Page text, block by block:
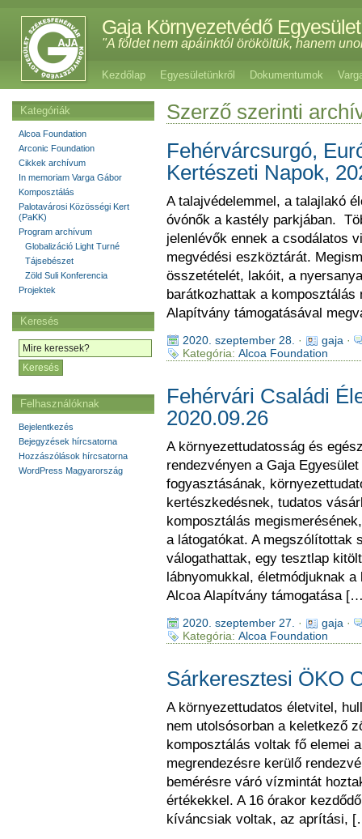
Gaja Környezetvédő Egyesület
"A földet nem apáinktól örököltük, hanem
Kezdőlap Egyesületünkről Dokumentumok
Szerző szerinti
Fehérvárcsurgó,
Kertészeti Napok,
A talajvédelemmel, a talajlakó
óvónők a kastély parkjában.
jelenlévők ennek a csodálatos
megvédési eszköztárát.
összetételét, lakóit, a
barátkozhattak a
Alapítvány támogatásával
2020. szeptember 28. · gaja ·
Kategória: Alcoa Foundation
Fehérvári Családi
2020.09.26
A környezettudatosság és
rendezvényen a Gaja
fogyasztásának,
kertészkedésnek, tudatos
komposztálás
a látogatókat. A megszólítottak
válogathattak, egy tesztlap
lábnyomukkal, életmódjuknak
Alcoa Alapítvány támogatása
2020. szeptember 27. · gaja ·
Kategória: Alcoa Foundation
Sárkeresztesi ÖKO
A környezettudatos életvitel,
nem utolsósorban a keletkező
komposztálás voltak fő elemei
megrendezésre kerülő
bemérésre váró vízmintát
értékekkel. A 16 órakor
kíváncsiak voltak, az aprítási,
Kategóriák
Alcoa Foundation
Arconic Foundation
Cikkek archívum
In memoriam Varga Gábor
Komposztálás
Palotavárosi Közösségi Kert
(PaKK)
Program archívum
Globalizáció Light Turné
Tájsebészet
Zöld Suli Konferencia
Projektek
Keresés
Felhasználóknak
Bejelentkezés
Bejegyzések hírcsatorna
Hozzászólások hírcsatorna
WordPress Magyarország